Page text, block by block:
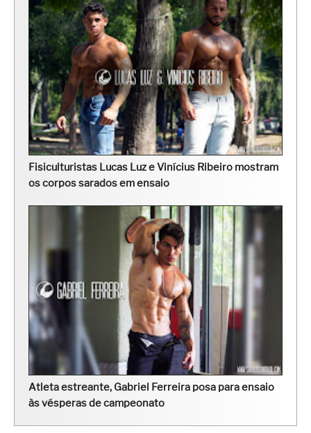
Fisiculturistas Lucas Luz e Vinícius Ribeiro mostram
os corpos sarados em ensaio
Atleta estreante, Gabriel Ferreira posa para ensaio
às vésperas de campeonato